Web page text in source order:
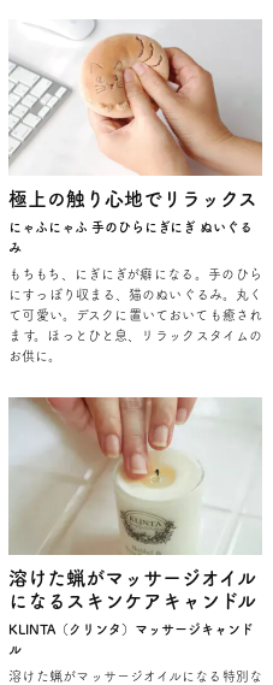
極上の触り心地でリラックス
にゃふにゃふ 手のひらにぎにぎ ぬいぐる
み
もちもち、にぎにぎが癖になる。手のひら
にすっぽり収まる、猫のぬいぐるみ。丸く
て可愛い。デスクに置いておいても癒され
ます。ほっとひと息、リラックスタイムの
お供に。
溶けた蝋がマッサージオイル
になるスキンケアキャンドル
KLINTA（クリンタ）マッサージキャンド
ル
溶けた蝋がマッサージオイルになる特別な